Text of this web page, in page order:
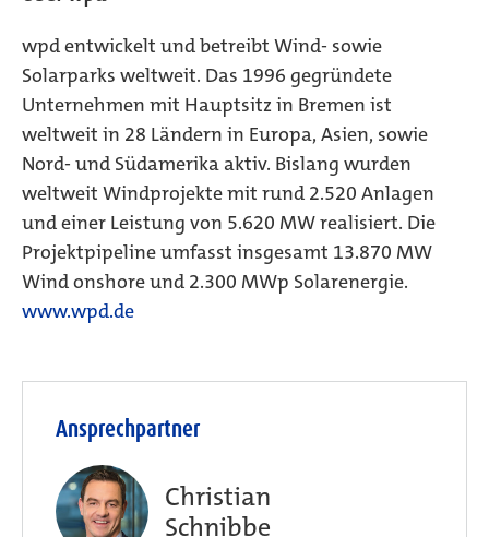
wpd entwickelt und betreibt Wind- sowie
Solarparks weltweit. Das 1996 gegründete
Unternehmen mit Hauptsitz in Bremen ist
weltweit in 28 Ländern in Europa, Asien, sowie
Nord- und Südamerika aktiv. Bislang wurden
weltweit Windprojekte mit rund 2.520 Anlagen
und einer Leistung von 5.620 MW realisiert. Die
Projektpipeline umfasst insgesamt 13.870 MW
Wind onshore und 2.300 MWp Solarenergie.
www.wpd.de
Ansprechpartner
Christian
Schnibbe